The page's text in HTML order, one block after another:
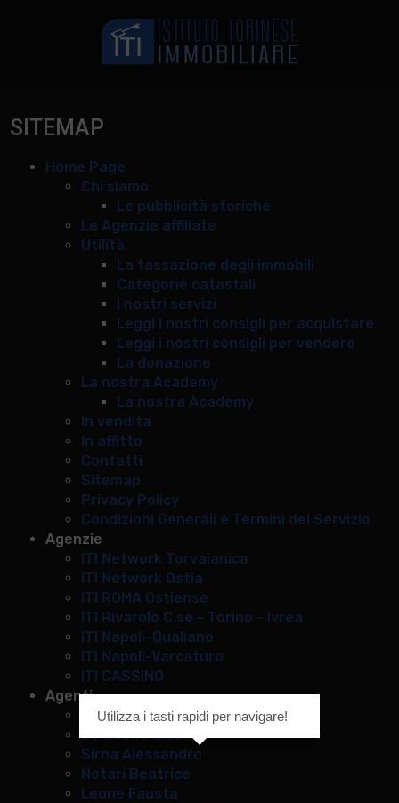
SITEMAP
Home Page
Chi siamo
Le pubblicità storiche
Le Agenzie affiliate
Utilità
La tassazione degli immobili
Categorie catastali
I nostri servizi
Leggi i nostri consigli per acquistare
Leggi i nostri consigli per vendere
La donazione
La nostra Academy
La nostra Academy
In vendita
In affitto
Contatti
Sitemap
Privacy Policy
Condizioni Generali e Termini del Servizio
Agenzie
ITI Network Torvaianica
ITI Network Ostia
ITI ROMA Ostiense
ITI Rivarolo C.se - Torino - Ivrea
ITI Napoli-Qualiano
ITI Napoli-Varcaturo
ITI CASSINO
Agenti
Iaboni Simone
De Buono Claudia
Sirna Alessandro
Notari Beatrice
Leone Fausta
Utilizza i tasti rapidi per navigare!